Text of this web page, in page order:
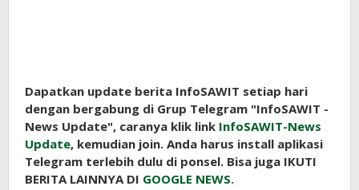
Dapatkan update berita InfoSAWIT setiap hari
dengan bergabung di Grup Telegram "InfoSAWIT -
News Update", caranya klik link InfoSAWIT-News
Update, kemudian join. Anda harus install aplikasi
Telegram terlebih dulu di ponsel. Bisa juga IKUTI
BERITA LAINNYA DI GOOGLE NEWS.